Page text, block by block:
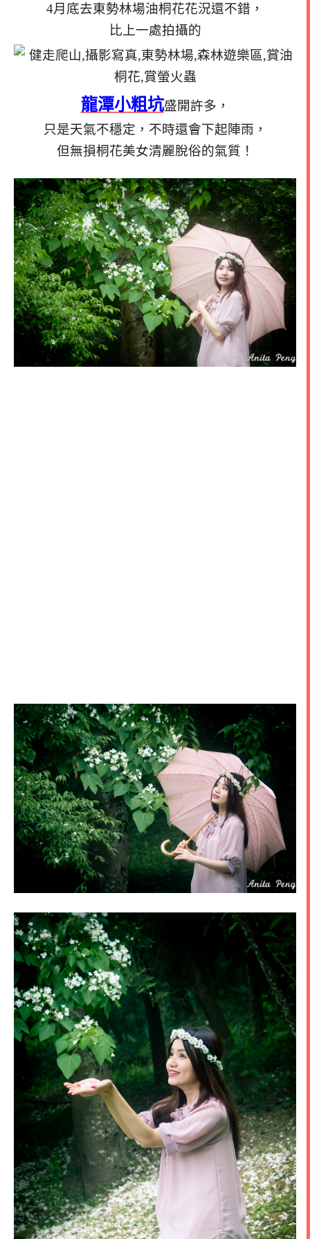
4月底去東勢林場油桐花花況還不錯，
比上一處拍攝的
龍潭小粗坑盛開許多，
只是天氣不穩定，不時還會下起陣雨，
但無損桐花美女清麗脫俗的氣質！